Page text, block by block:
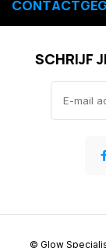
SCHRIJF
© Glow